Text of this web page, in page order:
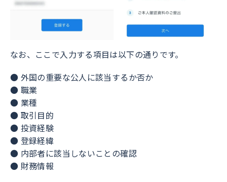
なお、ここで入力する項目は以下の通りです。
● 外国の重要な公人に該当するか否か
● 職業
● 業種
● 取引目的
● 投資経験
● 登録経緯
● 内部者に該当しないことの確認
● 財務情報